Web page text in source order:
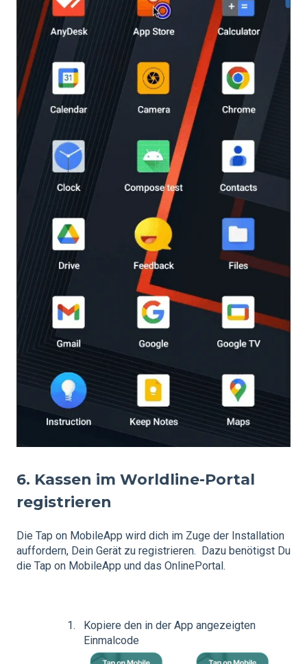
6. Kassen im Worldline-Portal
registrieren
Die Tap on Mobile­App wird dich im Zuge der Installation
auffordern, Dein Gerät zu registrieren. Dazu benötigst Du
die Tap on Mobile­App und das Online­Portal.
Kopiere den in der App angezeigten
Einmalcode